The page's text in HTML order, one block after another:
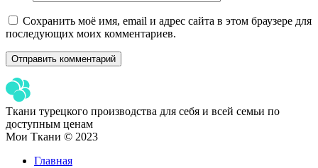
Сохранить моё имя, email и адрес сайта в этом браузере для
последующих моих комментариев.
Ткани турецкого производства для себя и всей семьи по
доступным ценам
Мои Ткани © 2023
Главная